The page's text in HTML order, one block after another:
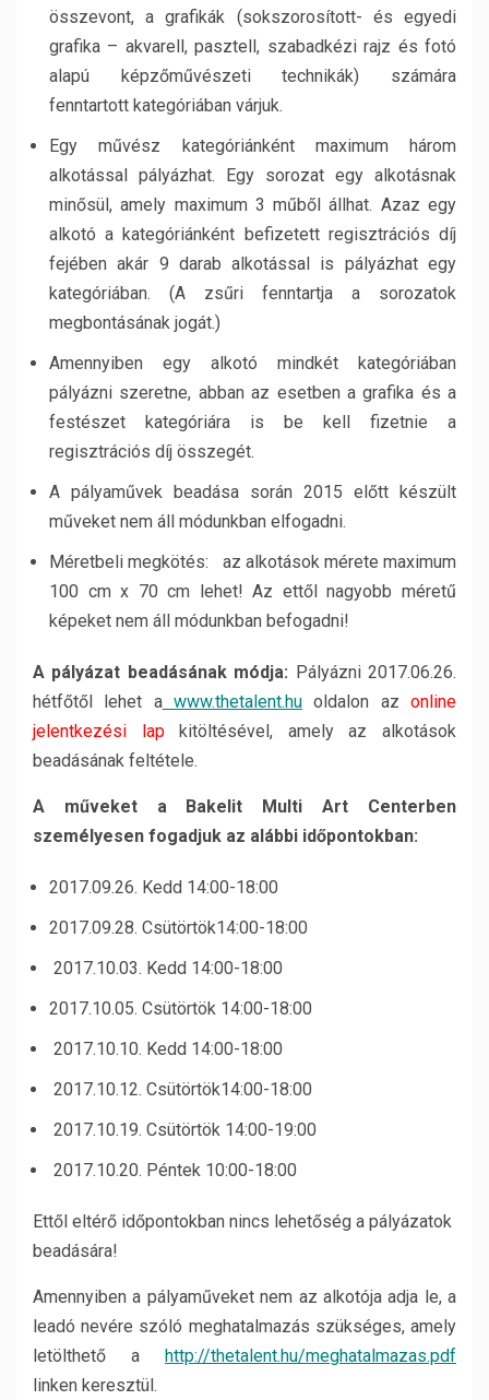
összevont, a grafikák (sokszorosított- és egyedi
grafika – akvarell, pasztell, szabadkézi rajz és fotó
alapú képzőművészeti technikák) számára
fenntartott kategóriában várjuk.
Egy művész kategóriánként maximum három
alkotással pályázhat. Egy sorozat egy alkotásnak
minősül, amely maximum 3 műből állhat. Azaz egy
alkotó a kategóriánként befizetett regisztrációs díj
fejében akár 9 darab alkotással is pályázhat egy
kategóriában. (A zsűri fenntartja a sorozatok
megbontásának jogát.)
Amennyiben egy alkotó mindkét kategóriában
pályázni szeretne, abban az esetben a grafika és a
festészet kategóriára is be kell fizetnie a
regisztrációs díj összegét.
A pályaművek beadása során 2015 előtt készült
műveket nem áll módunkban elfogadni.
Méretbeli megkötés: az alkotások mérete maximum
100 cm x 70 cm lehet! Az ettől nagyobb méretű
képeket nem áll módunkban befogadni!
A pályázat beadásának módja: Pályázni 2017.06.26.
hétfőtől lehet awww.thetalent.hu oldalon az online
jelentkezési lapkitöltésével, amely az alkotások
beadásának feltétele.
A műveket a Bakelit Multi Art Centerben
személyesen fogadjuk az alábbi időpontokban:
2017.09.26. Kedd 14:00-18:00
2017.09.28. Csütörtök14:00-18:00
2017.10.03. Kedd 14:00-18:00
2017.10.05. Csütörtök 14:00-18:00
2017.10.10. Kedd 14:00-18:00
2017.10.12. Csütörtök14:00-18:00
2017.10.19. Csütörtök 14:00-19:00
2017.10.20. Péntek 10:00-18:00
Ettől eltérő időpontokban nincs lehetőség a pályázatok
beadására!
Amennyiben a pályaműveket nem az alkotója adja le, a
leadó nevére szóló meghatalmazás szükséges, amely
letölthető a
http://thetalent.hu/meghatalmazas.pdf
linken keresztül.